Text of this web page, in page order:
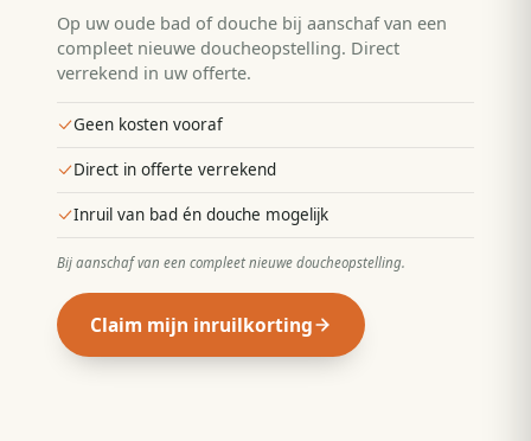
Op uw oude bad of douche bij aanschaf van een
compleet nieuwe doucheopstelling. Direct
verrekend in uw offerte.
Geen kosten vooraf
Direct in offerte verrekend
Inruil van bad én douche mogelijk
Bij aanschaf van een compleet nieuwe doucheopstelling.
Claim mijn inruilkorting